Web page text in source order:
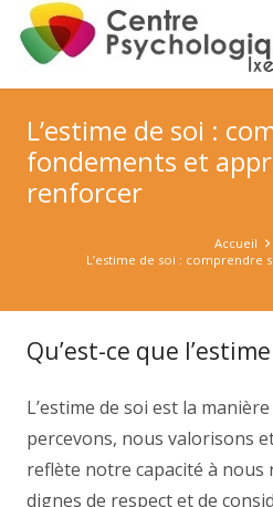
L’estime de soi :
fondements et
renforcer
Accueil
L’estime de soi : comprendre
Qu’est-ce que
L’estime de soi est la
percevons, nous valorisons
reflète notre capacité à nous
dignes de respect et de